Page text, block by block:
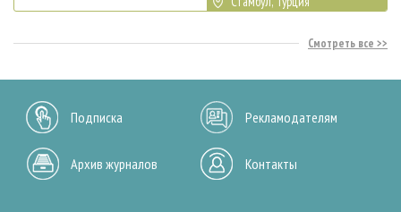
Смотреть все
Подписка Рекламодателям
Архив журналов Контакты